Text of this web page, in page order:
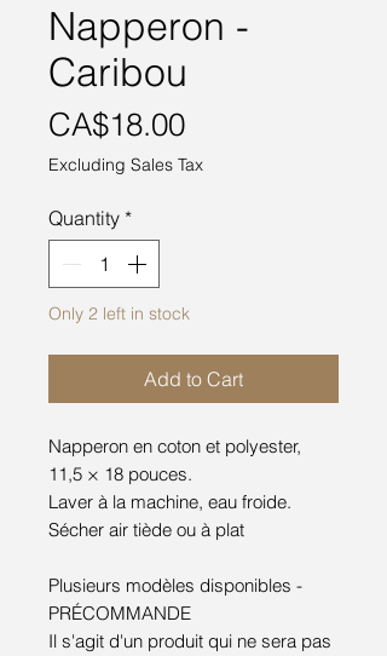
Napperon -
Caribou
CA$18.00Price
Excluding Sales Tax
Quantity *
Only 2 left in stock
Add to Cart
Napperon en coton et polyester,
11,5 × 18 pouces.
Laver à la machine, eau froide.
Sécher air tiède ou à plat
Plusieurs modèles disponibles -
PRÉCOMMANDE
Il s'agit d'un produit qui ne sera pas